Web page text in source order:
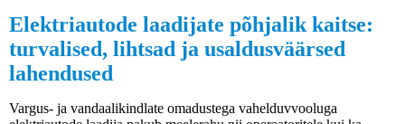
Elektriautode laadijate põhjalik kaitse:
turvalised, lihtsad ja usaldusväärsed
lahendused
Vargus- ja vandaalikindlate omadustega vahelduvvooluga